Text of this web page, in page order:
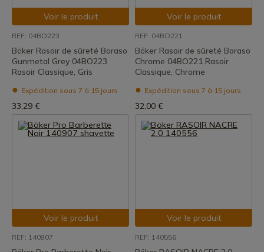
Voir le produit
REF: 04BO223
Böker Rasoir de sûreté Boraso
Gunmetal Grey 04BO223
Rasoir Classique, Gris
Expédition sous 7 à 15 jours
33,29 €
Voir le produit
REF: 04BO221
Böker Rasoir de sûreté Boraso
Chrome 04BO221 Rasoir
Classique, Chrome
Expédition sous 7 à 15 jours
32,00 €
Voir le produit
REF: 140907
Voir le produit
REF: 140556